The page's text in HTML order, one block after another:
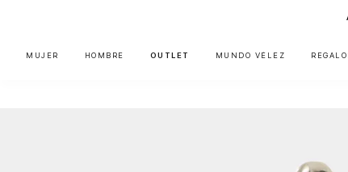
MUJER HOMBRE OUTLET MUNDO VÉLEZ